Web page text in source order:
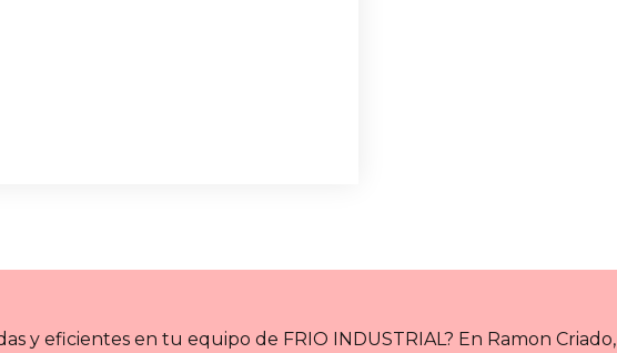
y eficientes en tu equipo de FRIO INDUSTRIAL? En Ramon Criado,